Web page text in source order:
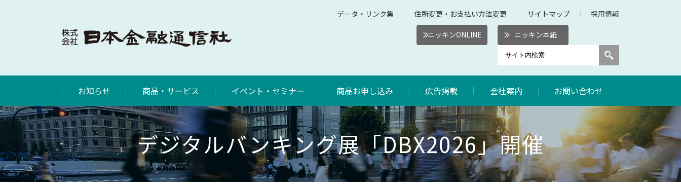
データ・リンク集 住所変更・お支払い方法変更 サイトマップ 採用情報
ニッキンONLINE ニッキン本紙
お知らせ 商品・サービス イベント・セミナー 商品お申し込み 広告掲載 会社案内 お問い合わせ
デジタルバンキング展「DBX2026」開催